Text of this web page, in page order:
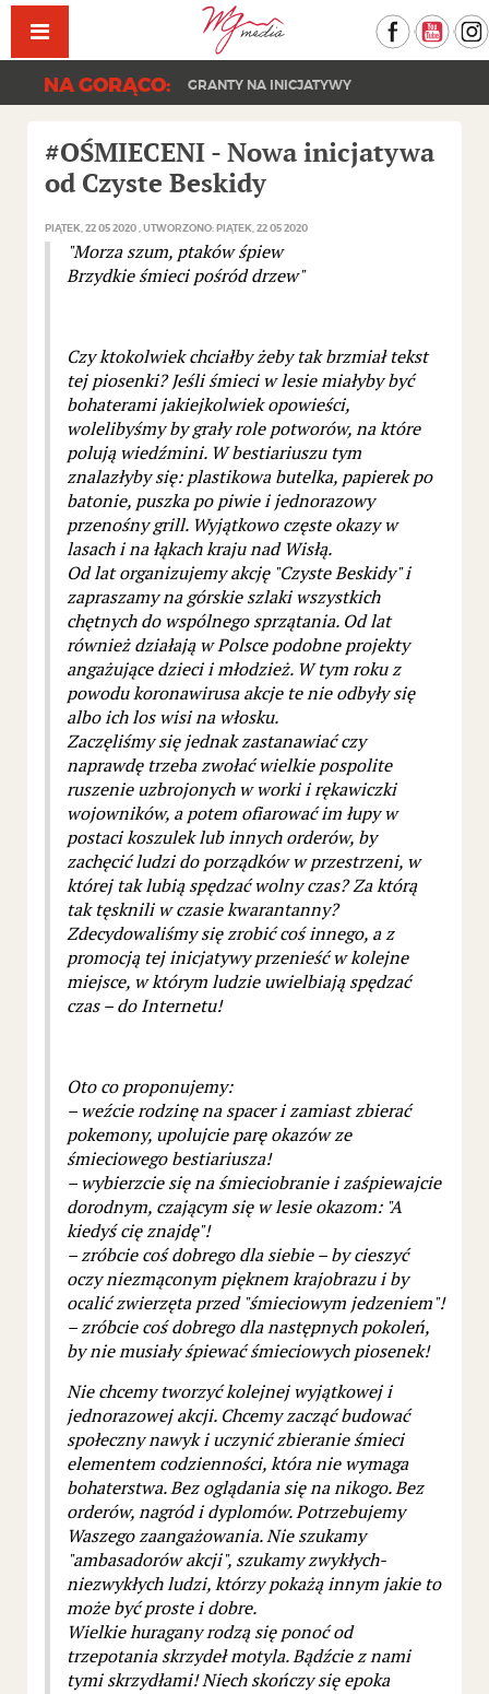
Facebook
NA GORĄCO: GRANTY NA INICJATYWY
#OŚMIECENI - Nowa inicjatywa
od Czyste Beskidy
PIĄTEK, 22 05 2020 UTWORZONO: PIĄTEK, 22 05 2020
"Morza szum, ptaków śpiew
Brzydkie śmieci pośród drzew"
Czy ktokolwiek chciałby żeby tak brzmiał tekst
tej piosenki? Jeśli śmieci w lesie miałyby być
bohaterami jakiejkolwiek opowieści,
wolelibyśmy by grały role potworów, na które
polują wiedźmini. W bestiariuszu tym
znalazłyby się: plastikowa butelka, papierek po
batonie, puszka po piwie i jednorazowy
przenośny grill. Wyjątkowo częste okazy w
lasach i na łąkach kraju nad Wisłą.
Od lat organizujemy akcję "Czyste Beskidy" i
zapraszamy na górskie szlaki wszystkich
chętnych do wspólnego sprzątania. Od lat
również działają w Polsce podobne projekty
angażujące dzieci i młodzież. W tym roku z
powodu koronawirusa akcje te nie odbyły się
albo ich los wisi na włosku.
Zaczęliśmy się jednak zastanawiać czy
naprawdę trzeba zwołać wielkie pospolite
ruszenie uzbrojonych w worki i rękawiczki
wojowników, a potem ofiarować im łupy w
postaci koszulek lub innych orderów, by
zachęcić ludzi do porządków w przestrzeni, w
której tak lubią spędzać wolny czas? Za którą
tak tęsknili w czasie kwarantanny?
Zdecydowaliśmy się zrobić coś innego, a z
promocją tej inicjatywy przenieść w kolejne
miejsce, w którym ludzie uwielbiają spędzać
czas – do Internetu!
Oto co proponujemy:
– weźcie rodzinę na spacer i zamiast zbierać
pokemony, upolujcie parę okazów ze
śmieciowego bestiariusza!
– wybierzcie się na śmieciobranie i zaśpiewajcie
dorodnym, czającym się w lesie okazom: "A
kiedyś cię znajdę"!
– zróbcie coś dobrego dla siebie – by cieszyć
oczy niezmąconym pięknem krajobrazu i by
ocalić zwierzęta przed "śmieciowym jedzeniem"!
– zróbcie coś dobrego dla następnych pokoleń,
by nie musiały śpiewać śmieciowych piosenek!
Nie chcemy tworzyć kolejnej wyjątkowej i
jednorazowej akcji. Chcemy zacząć budować
społeczny nawyk i uczynić zbieranie śmieci
elementem codzienności, która nie wymaga
bohaterstwa. Bez oglądania się na nikogo. Bez
orderów, nagród i dyplomów. Potrzebujemy
Waszego zaangażowania. Nie szukamy
"ambasadorów akcji", szukamy zwykłych-
niezwykłych ludzi, którzy pokażą innym jakie to
może być proste i dobre.
Wielkie huragany rodzą się ponoć od
trzepotania skrzydeł motyla. Bądźcie z nami
tymi skrzydłami! Niech skończy się epoka